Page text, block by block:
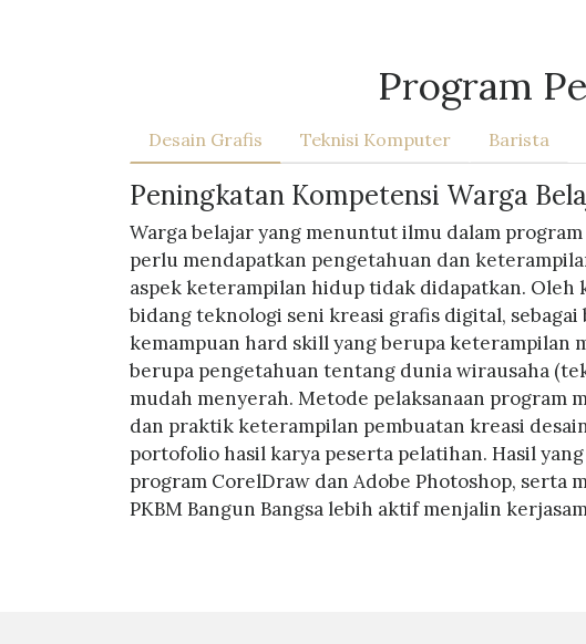
Program
Desain Grafis Teknisi Komputer Barista
Peningkatan Kompetensi Warga
Warga belajar yang menuntut ilmu dalam
perlu mendapatkan pengetahuan dan
aspek keterampilan hidup tidak didapatkan.
bidang teknologi seni kreasi grafis digital,
kemampuan hard skill yang berupa keterampilan
berupa pengetahuan tentang dunia wirausaha
mudah menyerah. Metode pelaksanaan program
dan praktik keterampilan pembuatan kreasi
portofolio hasil karya peserta pelatihan. Hasil
program CorelDraw dan Adobe Photoshop, serta
PKBM Bangun Bangsa lebih aktif menjalin